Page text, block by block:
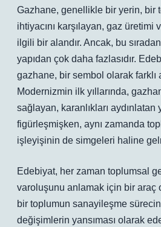
Gazhane, genellikle bir yerin, bir
ihtiyacını karşılayan, gaz üretimi
ilgili bir alandır. Ancak, bu
yapıdan çok daha fazlasıdır.
gazhane, bir sembol olarak farklı
Modernizmin ilk yıllarında,
sağlayan, karanlıkları aydınlatan
figürleşmişken, aynı zamanda
işleyişinin de simgeleri haline
Edebiyat, her zaman toplumsal
varoluşunu anlamak için bir araç
bir toplumun sanayileşme
değişimlerin yansıması olarak